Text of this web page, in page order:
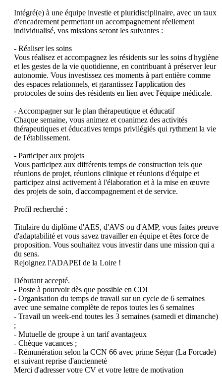
Intégré(e) à une équipe investie et pluridisciplinaire, avec un taux
d'encadrement permettant un accompagnement réellement
individualisé, vos missions seront les suivantes :
- Réaliser les soins
Vous réalisez et accompagnez les résidents sur les soins d'hygiène
et les gestes de la vie quotidienne, en contribuant à préserver leur
autonomie. Vous investissez ces moments à part entière comme
des espaces relationnels, et garantissez l'application des
protocoles de soins des résidents en lien avec l'équipe médicale.
- Accompagner sur le plan thérapeutique et éducatif
Chaque semaine, vous animez et coanimez des activités
thérapeutiques et éducatives temps privilégiés qui rythment la vie
de l'établissement.
- Participer aux projets
Vous participez aux différents temps de construction tels que
réunions de projet, réunions clinique et réunions d'équipe et
participez ainsi activement à l'élaboration et à la mise en œuvre
des projets de soin, d'accompagnement et de service.
Profil recherché :
Titulaire du diplôme d'AES, d'AVS ou d'AMP, vous faites preuve
d'adaptabilité et vous savez travailler en équipe et êtes force de
proposition. Vous souhaitez vous investir dans une mission qui a
du sens.
Rejoignez l'ADAPEI de la Loire !
Débutant accepté.
- Poste à pourvoir dès que possible en CDI
- Organisation du temps de travail sur un cycle de 6 semaines
avec une semaine complète de repos toutes les 6 semaines
- Travail un week-end toutes les 3 semaines (samedi et dimanche)
;
- Mutuelle de groupe à un tarif avantageux
- Chèque vacances ;
- Rémunération selon la CCN 66 avec prime Ségur (La Forcade)
et suivant reprise d'ancienneté
Merci d'adresser votre CV et votre lettre de motivation